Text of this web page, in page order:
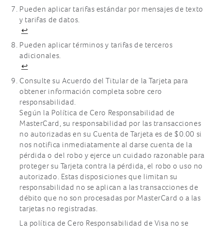
Pueden aplicar tarifas estándar por mensajes de texto
y tarifas de datos.
↩
Pueden aplicar términos y tarifas de terceros
adicionales.
↩
Consulte su Acuerdo del Titular de la Tarjeta para
obtener información completa sobre cero
responsabilidad.
Según la Política de Cero Responsabilidad de
MasterCard, su responsabilidad por las transacciones
no autorizadas en su Cuenta de Tarjeta es de $0.00 si
nos notifica inmediatamente al darse cuenta de la
pérdida o del robo y ejerce un cuidado razonable para
proteger su Tarjeta contra la pérdida, el robo o uso no
autorizado. Estas disposiciones que limitan su
responsabilidad no se aplican a las transacciones de
débito que no son procesadas por MasterCard o a las
tarjetas no registradas.
La política de Cero Responsabilidad de Visa no se